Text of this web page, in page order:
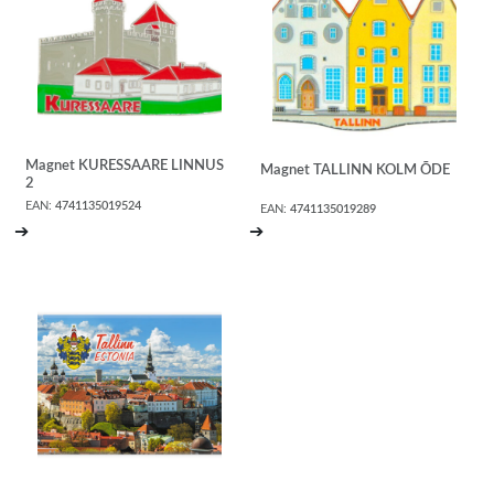
Magnet KURESSAARE LINNUS
2
EAN:4741135019524
➔
Magnet TALLINN KOLM ÕDE
EAN:4741135019289
➔